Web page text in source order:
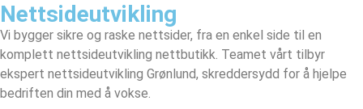
Nettsideutvikling
Vi bygger sikre og raske nettsider, fra en enkel side til en
komplett nettsideutvikling nettbutikk. Teamet vårt tilbyr
ekspert nettsideutvikling Grønlund, skreddersydd for å hjelpe
bedriften din med å vokse.